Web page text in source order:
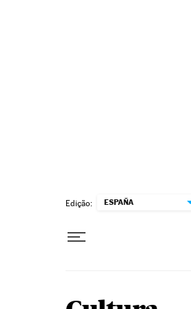
Edição: ESPAÑA